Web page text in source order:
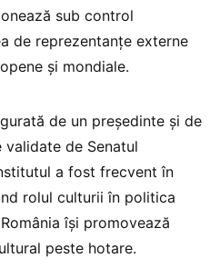
sub control
de reprezentanțe externe
și mondiale.
de un președinte și de
de Senatul
a fost frecvent în
rolul culturii în politica
își promovează
peste hotare.